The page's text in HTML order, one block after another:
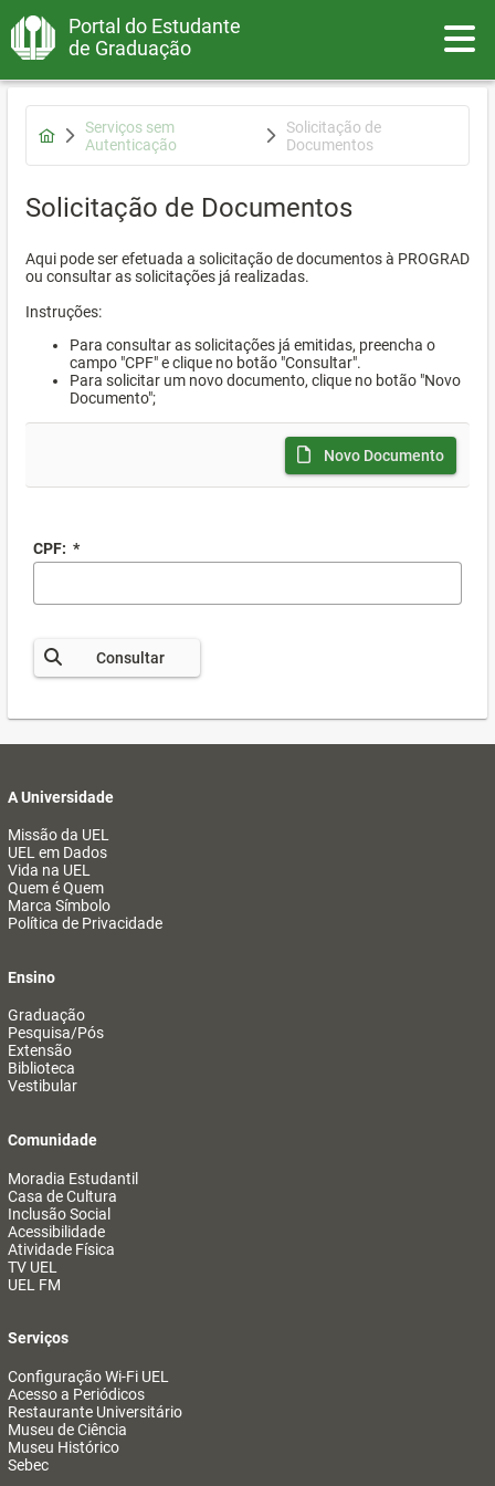
Portal do Estudante
de Graduação
Serviços sem
Autenticação
Solicitação de
Documentos
Solicitação de Documentos
Aqui pode ser efetuada a solicitação de documentos à PROGRAD
ou consultar as solicitações já realizadas.
Instruções:
Para consultar as solicitações já emitidas, preencha o
campo "CPF" e clique no botão "Consultar".
Para solicitar um novo documento, clique no botão "Novo
Documento";
Novo Documento
CPF: *
Consultar
A Universidade
Missão da UEL
UEL em Dados
Vida na UEL
Quem é Quem
Marca Símbolo
Política de Privacidade
Ensino
Graduação
Pesquisa/Pós
Extensão
Biblioteca
Vestibular
Comunidade
Moradia Estudantil
Casa de Cultura
Inclusão Social
Acessibilidade
Atividade Física
TV UEL
UEL FM
Serviços
Configuração Wi-Fi UEL
Acesso a Periódicos
Restaurante Universitário
Museu de Ciência
Museu Histórico
Sebec